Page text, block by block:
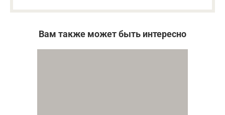
Вам также может быть интересно